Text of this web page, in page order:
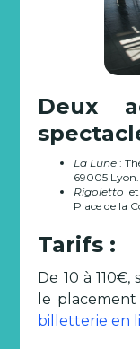
Deux
La Lune:
69005 Lyon.
Rigoletto et
Place de la
Tarifs :
De 10 à 110€,
le
billetterie en